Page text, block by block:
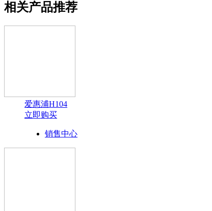
相关产品推荐
爱惠浦H104
立即购买
销售中心